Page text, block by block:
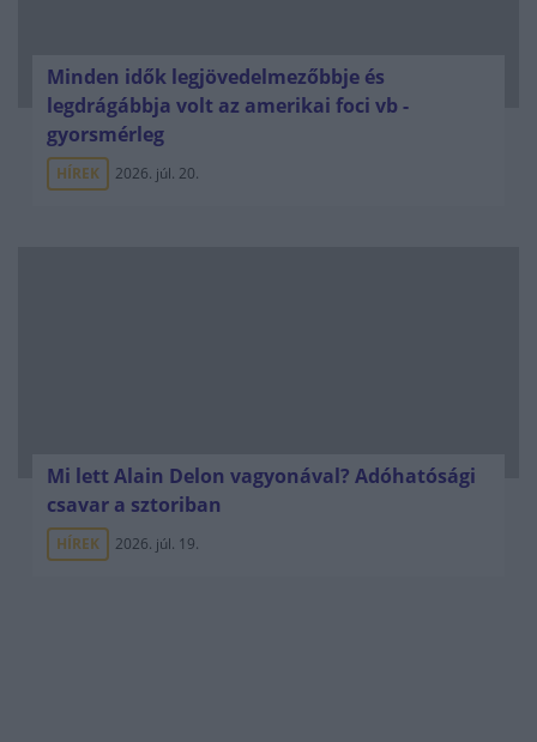
Minden idők legjövedelmezőbbje és
legdrágábbja volt az amerikai foci vb -
gyorsmérleg
HÍREK 2026. júl. 20.
Mi lett Alain Delon vagyonával? Adóhatósági
csavar a sztoriban
HÍREK 2026. júl. 19.